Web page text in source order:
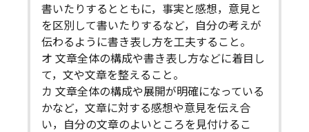
書いたりするとともに，事実と感想，意見と
を区別して書いたりするなど，自分の考えが
伝わるように書き表し方を工夫すること。
オ 文章全体の構成や書き表し方などに着目し
て，文や文章を整えること。
カ 文章全体の構成や展開が明確になっている
かなど，文章に対する感想や意見を伝え合
い，自分の文章のよいところを見付けるこ